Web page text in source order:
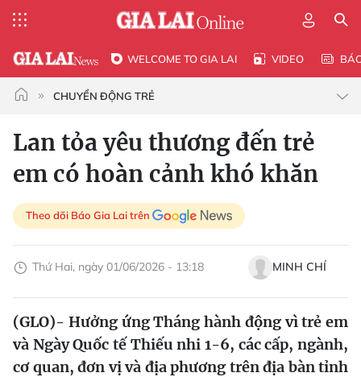
WELCOME TO GIA LAI VIDEO
CHUYỂN ĐỘNG TRẺ
Lan tỏa yêu thương đến trẻ
em có hoàn cảnh khó khăn
Theo dõi Báo Gia Lai trên
Thứ Hai, ngày 01/06/2026 - 13:18 MINH CHÍ
(GLO)- Hưởng ứng Tháng hành động vì trẻ em
và Ngày Quốc tế Thiếu nhi 1-6, các cấp, ngành,
cơ quan, đơn vị và địa phương trên địa bàn tỉnh